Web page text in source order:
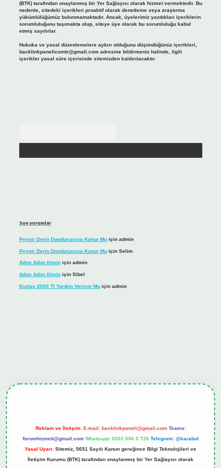
(BTK) tarafından onaylanmış bir Yer Sağlayıcı olarak hizmet vermektedir. Bu
nedenle, sitedeki içerikleri proaktif olarak denetleme veya araştırma
yükümlülüğümüz bulunmamaktadır. Ancak, üyelerimiz yazdıkları içeriklerin
sorumluluğunu taşımakta olup, siteye üye olarak bu sorumluluğu kabul
etmiş sayılırlar.
Hukuka ve yasal düzenlemelere aykırı olduğunu düşündüğünüz içerikleri,
backlinkpanelicomtr@gmail.comadresine bildirmeniz halinde, ilgili
içerikler yasal süre içerisinde sitemizden kaldırılacaktır.
Son yorumlar
Peynir Derin Dondurucuya Konur Muiçin admin
Peynir Derin Dondurucuya Konur Muiçin Selim
Adım Adım Kiminiçin admin
Adım Adım Kiminiçin Sibel
Kızılay 2000 Tl Yardım Veriyor Muiçin admin
Reklam ve İletişim: E-mail: backlinkpaneli@gmail.com Teams:
forumhizmeti@gmail.com Whatsapp: 0262 606 0 726 Telegram: @karabul
Yasal Uyarı: Sitemiz, 5651 Sayılı Kanun gereğince Bilgi Teknolojileri ve
İletişim Kurumu (BTK) tarafından onaylanmış bir Yer Sağlayıcı olarak